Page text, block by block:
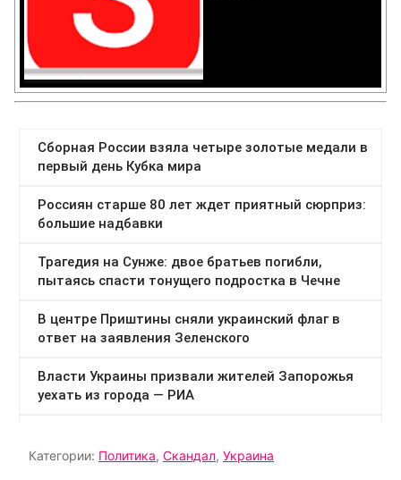
Категории: Политика, Скандал, Украина